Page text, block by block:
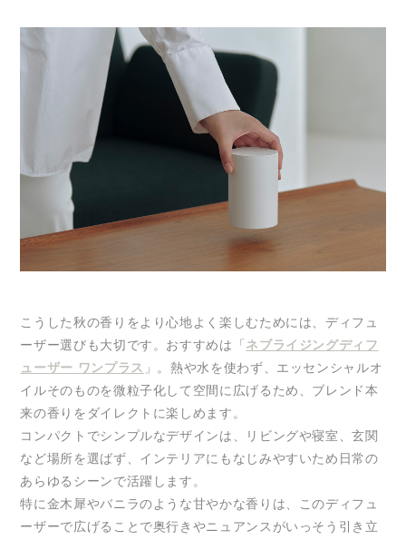
こうした秋の香りをより心地よく楽しむためには、ディフュ
ーザー選びも大切です。おすすめは「 ネブライジングディフ
ューザー ワンプラス 」。熱や水を使わず、エッセンシャルオ
イルそのものを微粒子化して空間に広げるため、ブレンド本
来の香りをダイレクトに楽しめます。
コンパクトでシンプルなデザインは、リビングや寝室、玄関
など場所を選ばず、インテリアにもなじみやすいため日常の
あらゆるシーンで活躍します。
特に金木犀やバニラのような甘やかな香りは、このディフュ
ーザーで広げることで奥行きやニュアンスがいっそう引き立